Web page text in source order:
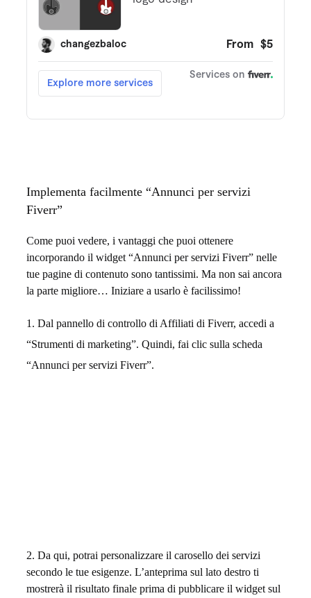
e
s
u
s
t
w
a
Implementa facilmente “Annunci per servizi
Fiverr”
Come puoi vedere, i vantaggi che puoi ottenere
incorporando il widget “Annunci per servizi Fiverr” nelle
tue pagine di contenuto sono tantissimi. Ma non sai ancora
la parte migliore… Iniziare a usarlo è facilissimo!
Dal pannello di controllo di Affiliati di Fiverr, accedi a
“Strumenti di marketing”. Quindi, fai clic sulla scheda
“Annunci per servizi Fiverr”.
2. Da qui, potrai personalizzare il carosello dei servizi
secondo le tue esigenze. L’anteprima sul lato destro ti
mostrerà il risultato finale prima di pubblicare il widget sul